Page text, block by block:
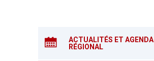
ACTUALITÉS ET AGENDA
RÉGIONAL